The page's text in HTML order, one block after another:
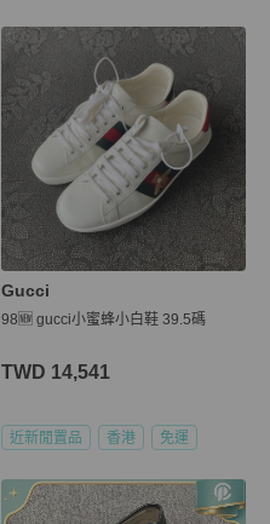
Gucci
98🆕 gucci小蜜蜂小白鞋 39.5碼
TWD 14,541
近新閒置品 香港 免運